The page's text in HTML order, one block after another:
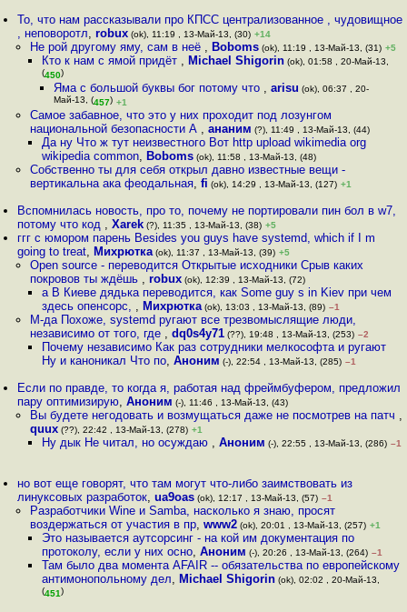
То, что нам рассказывали про КПСС централизованное , чудовищное
, неповоротл,robux (ok), 11:19 , 13-Май-13, (30) +14
Не рой другому яму, сам в неё , Boboms(ok), 11:19 , 13-Май-13, (31) +5
Кто к нам с ямой придёт , Michael Shigorin(ok), 01:58 , 20-Май-13,
(450)
Яма с большой буквы бог потому что ,arisu (ok), 06:37 , 20-
Май-13, (457) +1
Самое забавное, что это у них проходит под лозунгом
национальной безопасности А , ананим (?), 11:49 , 13-Май-13, (44)
Да ну Что ж тут неизвестного Вот http upload wikimedia org
wikipedia common, Boboms(ok), 11:58 , 13-Май-13, (48)
Собственно ты для себя открыл давно известные вещи -
вертикальна ака феодальная, fi (ok), 14:29 , 13-Май-13, (127) +1
Вспомнилась новость, про то, почему не портировали пин бол в w7,
потому что код ,Xarek (?), 11:35 , 13-Май-13, (38) +5
ггг с юмором парень Besides you guys have systemd, which if I m
going to treat, Михрютка (ok), 11:37 , 13-Май-13, (39) +5
Open source - переводится Открытые исходники Срыв каких
покровов ты ждёшь , robux(ok), 12:39 , 13-Май-13, (72)
а В Киеве дядька переводится, как Some guy s in Kiev при чем
здесь опенсорс, , Михрютка(ok), 13:03 , 13-Май-13, (89) –1
М-да Похоже, systemd ругают все трезвомыслящие люди,
независимо от того, где , dq0s4y71(??), 19:48 , 13-Май-13, (253) –2
Почему независимо Как раз сотрудники мелкософта и ругают
Ну и каноникал Что по, Аноним (-), 22:54 , 13-Май-13, (285) –1
Если по правде, то когда я, работая над фреймбуфером, предложил
пару оптимизирую,Аноним (-), 11:46 , 13-Май-13, (43)
Вы будете негодовать и возмущаться даже не посмотрев на патч ,
quux(??), 22:42 , 13-Май-13, (278) +1
Ну дык Не читал, но осуждаю , Аноним (-), 22:55 , 13-Май-13, (286) –1
но вот еще говорят, что там могут что-либо заимствовать из
линуксовых разработок,ua9oas (ok), 12:17 , 13-Май-13, (57) –1
Разработчики Wine и Samba, насколько я знаю, просят
воздержаться от участия в пр, www2(ok), 20:01 , 13-Май-13, (257) +1
Это называется аутсорсинг - на кой им документация по
протоколу, если у них осно, Аноним (-), 20:26 , 13-Май-13, (264) –1
Там было два момента AFAIR -- обязательства по европейскому
антимонопольному дел, Michael Shigorin(ok), 02:02 , 20-Май-13,
(451)